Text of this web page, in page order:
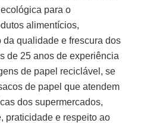
para o
alimentícios,
qualidade e frescura dos
de 25 anos de experiência
de papel reciclável, se
de papel que atendem
dos supermercados,
praticidade e respeito ao